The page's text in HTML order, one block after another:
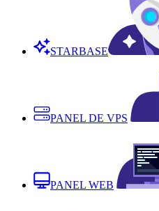
STARBASE
PANEL DE VPS
PANEL WEB